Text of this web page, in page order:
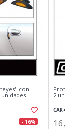
con
- 16%
2